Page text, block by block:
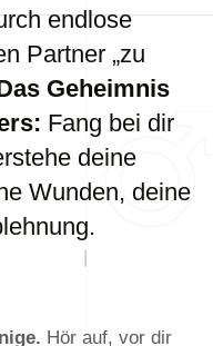
endlose
Partner „zu
Geheimnis
Fang bei dir
deine
Wunden, deine
Hör auf, vor dir